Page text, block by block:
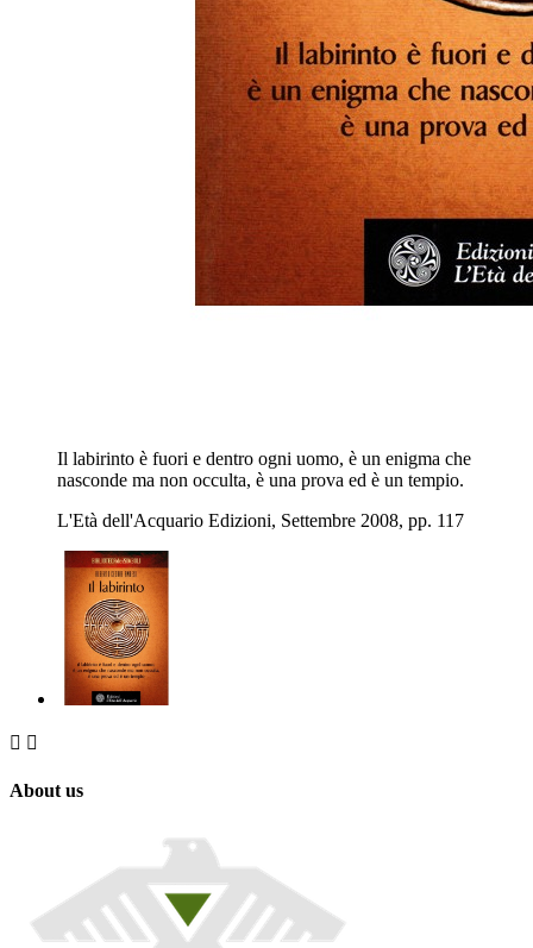
Il labirinto è fuori e dentro ogni uomo, è un enigma che
nasconde ma non occulta, è una prova ed è un tempio.
L'Età dell'Acquario Edizioni, Settembre 2008, pp. 117
 
About us